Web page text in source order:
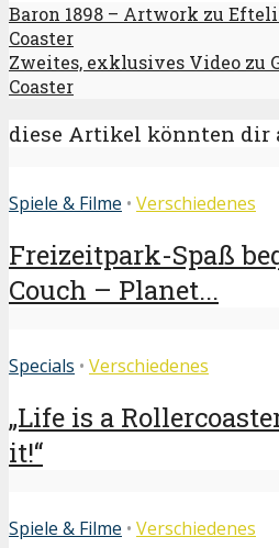
Baron 1898 – Artwork zu
Coaster
Zweites, exklusives Video zu
Coaster
diese Artikel könnten dir
Spiele & Filme • Verschiedenes
Freizeitpark-Spaß
Couch – Planet...
Specials • Verschiedenes
„Life is a
it!“
Spiele & Filme • Verschiedenes